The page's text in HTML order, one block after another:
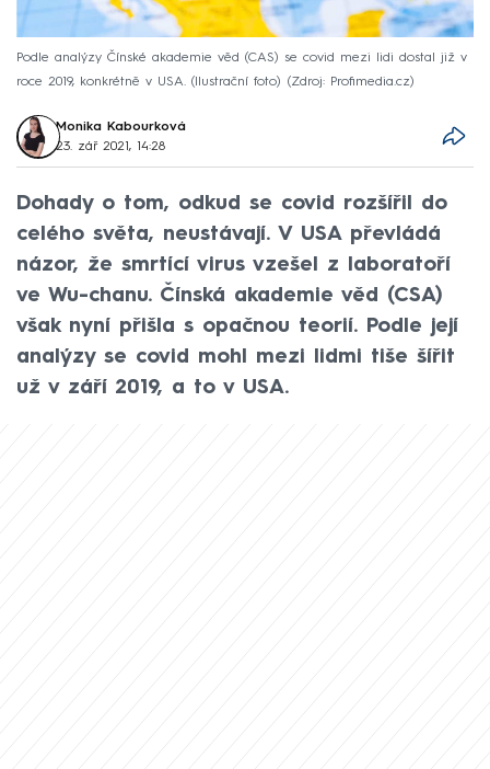
Podle analýzy Čínské akademie věd (CAS) se covid mezi lidi dostal již v
roce 2019, konkrétně v USA. (Ilustrační foto)
Zdroj: Profimedia.cz
Monika Kabourková
23. zář 2021, 14:28
Dohady o tom, odkud se covid rozšířil do
celého světa, neustávají. V USA převládá
názor, že smrtící virus vzešel z laboratoří
ve Wu-chanu. Čínská akademie věd (CSA)
však nyní přišla s opačnou teorií. Podle její
analýzy se covid mohl mezi lidmi tiše šířit
už v září 2019, a to v USA.